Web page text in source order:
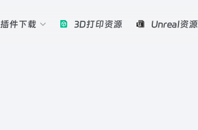
插件下载 3D打印资源 Unreal资源